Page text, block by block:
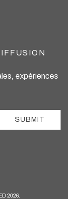
expériences
SUBMIT
2026.